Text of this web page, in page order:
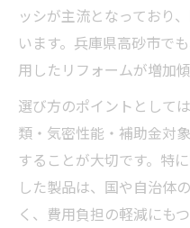
ッシが主流となっており
います。兵庫県高砂市で
用したリフォームが増加
選び方のポイントとして
類・気密性能・補助金対
することが大切です。特
した製品は、国や自治体
く、費用負担の軽減にも